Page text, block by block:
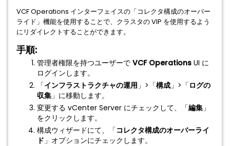
VCF Operations インターフェイスの「コレクタ構成のオーバー
ライド」機能を使用することで、クラスタの VIP を使用するよう
にリダイレクトすることができます。
手順:
管理者権限を持つユーザーで VCF Operations UI に
ログインします。
「インフラストラクチャの運用」>「構成」>「ログの
収集」に移動します。
変更する vCenter Server にチェックして、「編集」
をクリックします。
構成ウィザードにて、「コレクタ構成のオーバーライ
ド」オプションにチェックします。